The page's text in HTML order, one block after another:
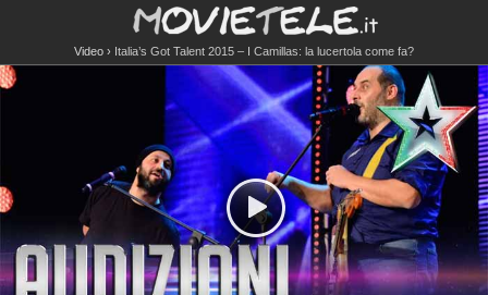
Video Italia’s Got Talent 2015 – I Camillas: la lucertola come fa?